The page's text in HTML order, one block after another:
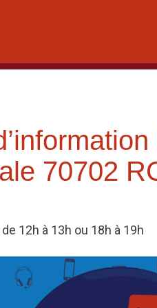
70702
12h à 13h ou 18h à 19h